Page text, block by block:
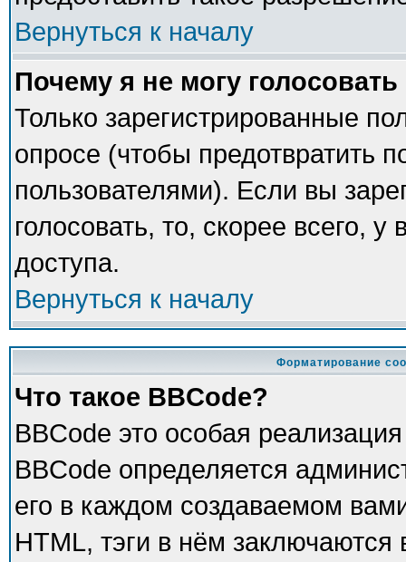
Вернуться к началу
Почему я не могу
Только зарегистрированные
опросе (чтобы предотвратить
пользователями). Если вы
голосовать, то, скорее всего,
доступа.
Вернуться к началу
Форматирование
Что такое BBCode?
BBCode это особая
BBCode определяется
его в каждом создаваемом
HTML, тэги в нём